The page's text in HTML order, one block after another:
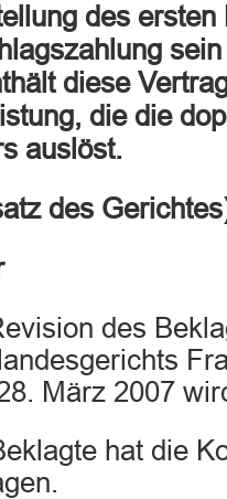
des
diese
die die
auslöst.
des
des
März 2007
hat die